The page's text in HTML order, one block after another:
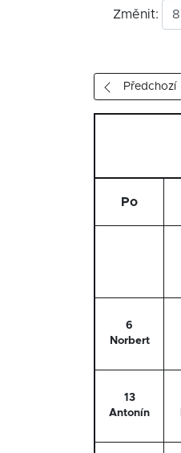
Změnit:
Předchozí
Po
6
Norbert
13
Antonín